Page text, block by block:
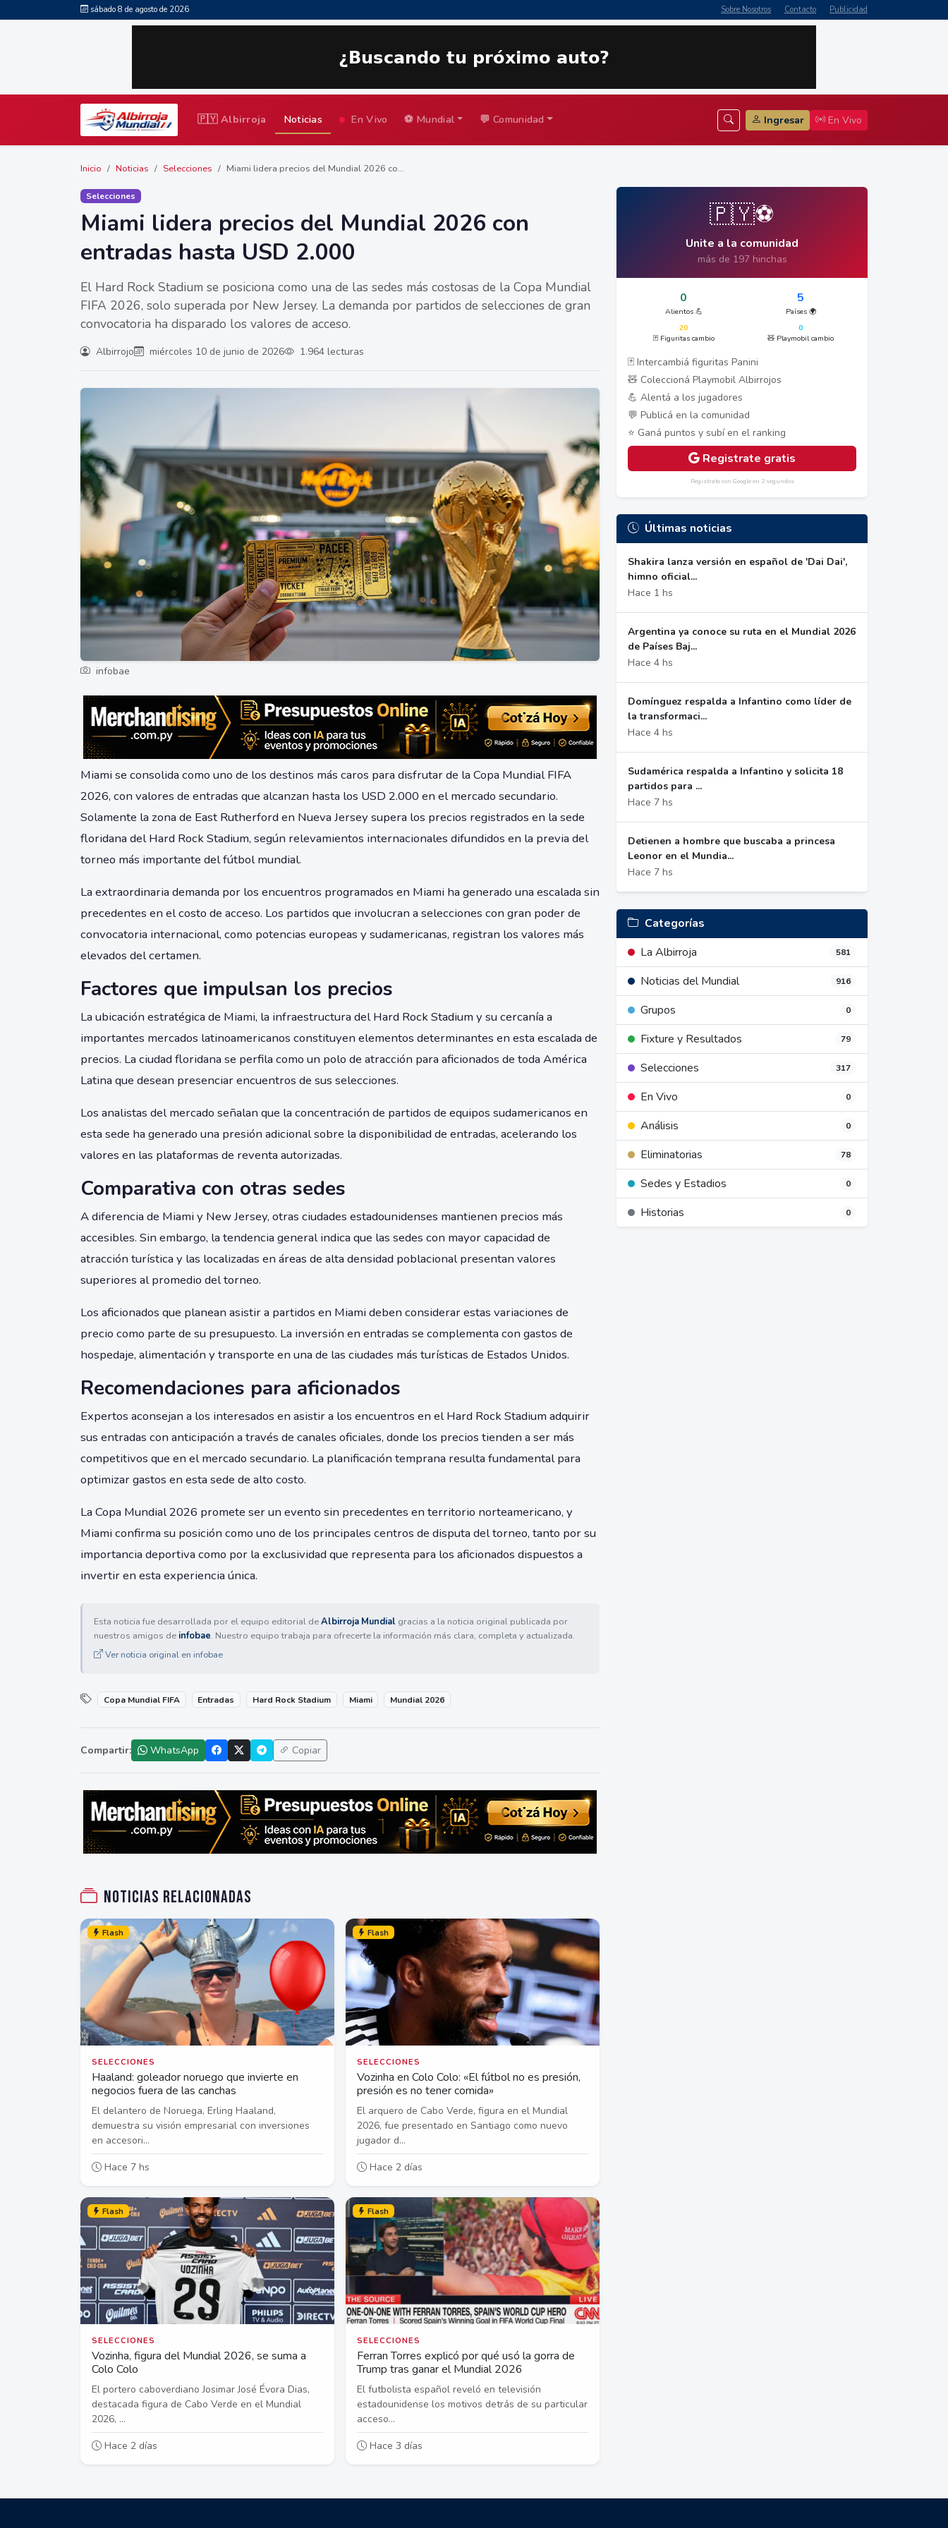
sábado 8 de agosto de 2026 Sobre Nosotros Contacto Publicidad
🇵🇾 Albirroja Noticias En Vivo ⚽ Mundial 💬 Comunidad Ingresar En Vivo
Inicio Noticias Selecciones Miami lidera precios del Mundial 2026 co...
Selecciones
Miami lidera precios del Mundial 2026 con
entradas hasta USD 2.000
El Hard Rock Stadium se posiciona como una de las sedes más costosas de la Copa Mundial
FIFA 2026, solo superada por New Jersey. La demanda por partidos de selecciones de gran
convocatoria ha disparado los valores de acceso.
Albirrojo miércoles 10 de junio de 2026 1.964 lecturas
infobae
Miami se consolida como uno de los destinos más caros para disfrutar de la Copa Mundial FIFA
2026, con valores de entradas que alcanzan hasta los USD 2.000 en el mercado secundario.
Solamente la zona de East Rutherford en Nueva Jersey supera los precios registrados en la sede
floridana del Hard Rock Stadium, según relevamientos internacionales difundidos en la previa del
torneo más importante del fútbol mundial.
La extraordinaria demanda por los encuentros programados en Miami ha generado una escalada sin
precedentes en el costo de acceso. Los partidos que involucran a selecciones con gran poder de
convocatoria internacional, como potencias europeas y sudamericanas, registran los valores más
elevados del certamen.
Factores que impulsan los precios
La ubicación estratégica de Miami, la infraestructura del Hard Rock Stadium y su cercanía a
importantes mercados latinoamericanos constituyen elementos determinantes en esta escalada de
precios. La ciudad floridana se perfila como un polo de atracción para aficionados de toda América
Latina que desean presenciar encuentros de sus selecciones.
Los analistas del mercado señalan que la concentración de partidos de equipos sudamericanos en
esta sede ha generado una presión adicional sobre la disponibilidad de entradas, acelerando los
valores en las plataformas de reventa autorizadas.
Comparativa con otras sedes
A diferencia de Miami y New Jersey, otras ciudades estadounidenses mantienen precios más
accesibles. Sin embargo, la tendencia general indica que las sedes con mayor capacidad de
atracción turística y las localizadas en áreas de alta densidad poblacional presentan valores
superiores al promedio del torneo.
Los aficionados que planean asistir a partidos en Miami deben considerar estas variaciones de
precio como parte de su presupuesto. La inversión en entradas se complementa con gastos de
hospedaje, alimentación y transporte en una de las ciudades más turísticas de Estados Unidos.
Recomendaciones para aficionados
Expertos aconsejan a los interesados en asistir a los encuentros en el Hard Rock Stadium adquirir
sus entradas con anticipación a través de canales oficiales, donde los precios tienden a ser más
competitivos que en el mercado secundario. La planificación temprana resulta fundamental para
optimizar gastos en esta sede de alto costo.
La Copa Mundial 2026 promete ser un evento sin precedentes en territorio norteamericano, y
Miami confirma su posición como uno de los principales centros de disputa del torneo, tanto por su
importancia deportiva como por la exclusividad que representa para los aficionados dispuestos a
invertir en esta experiencia única.
Esta noticia fue desarrollada por el equipo editorial deAlbirroja Mundial gracias a la noticia original publicada por
nuestros amigos de infobae. Nuestro equipo trabaja para ofrecerte la información más clara, completa y actualizada.
Ver noticia original en infobae
Copa Mundial FIFA Entradas Hard Rock Stadium Miami Mundial 2026
Compartir: WhatsApp Copiar
Noticias relacionadas
Flash
SELECCIONES
Haaland: goleador noruego que invierte en
negocios fuera de las canchas
El delantero de Noruega, Erling Haaland,
demuestra su visión empresarial con inversiones
en accesori...
Hace 7 hs
Flash
SELECCIONES
Vozinha en Colo Colo: «El fútbol no es presión,
presión es no tener comida»
El arquero de Cabo Verde, figura en el Mundial
2026, fue presentado en Santiago como nuevo
jugador d...
Hace 2 días
Flash
SELECCIONES
Vozinha, figura del Mundial 2026, se suma a
Colo Colo
El portero caboverdiano Josimar José Évora Dias,
destacada figura de Cabo Verde en el Mundial
2026, ...
Hace 2 días
Flash
SELECCIONES
Ferran Torres explicó por qué usó la gorra de
Trump tras ganar el Mundial 2026
El futbolista español reveló en televisión
estadounidense los motivos detrás de su particular
acceso...
Hace 3 días
🇵🇾⚽
Unite a la comunidad
más de 197 hinchas
0
Alientos 💪
5
Países 🌍
20
🃏 Figuritas cambio
0
🧸 Playmobil cambio
🃏 Intercambiá figuritas Panini
🧸 Coleccioná Playmobil Albirrojos
💪 Alentá a los jugadores
💬 Publicá en la comunidad
⭐ Ganá puntos y subí en el ranking
Registrate gratis
Registrate con Google en 2 segundos
Últimas noticias
Shakira lanza versión en español de 'Dai Dai',
himno oficial...
Hace 1 hs
Argentina ya conoce su ruta en el Mundial 2026
de Países Baj...
Hace 4 hs
Domínguez respalda a Infantino como líder de
la transformaci...
Hace 4 hs
Sudamérica respalda a Infantino y solicita 18
partidos para ...
Hace 7 hs
Detienen a hombre que buscaba a princesa
Leonor en el Mundia...
Hace 7 hs
Categorías
La Albirroja
581
Noticias del Mundial 916
Grupos 0
Fixture y Resultados 79
Selecciones 317
En Vivo 0
Análisis 0
Eliminatorias 78
Sedes y Estadios 0
Historias 0